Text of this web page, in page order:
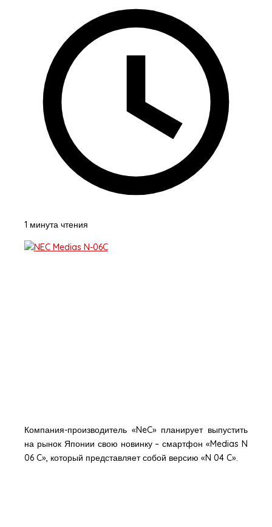
1 минута чтения
Компания-производитель «NeC» планирует выпустить
на рынок Японии свою новинку – смартфон «Medias N
06 C», который представляет собой версию «N 04 C».